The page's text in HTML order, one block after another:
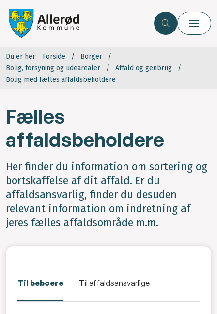
Du er her: Forside
Borger
Bolig, forsyning og udearealer
Affald og genbrug
Bolig med fælles affaldsbeholdere
Fælles
affaldsbeholdere
Her finder du information om sortering og
bortskaffelse af dit affald. Er du
affaldsansvarlig, finder du desuden
relevant information om indretning af
jeres fælles affaldsområde m.m.
Til beboere Til affaldsansvarlige